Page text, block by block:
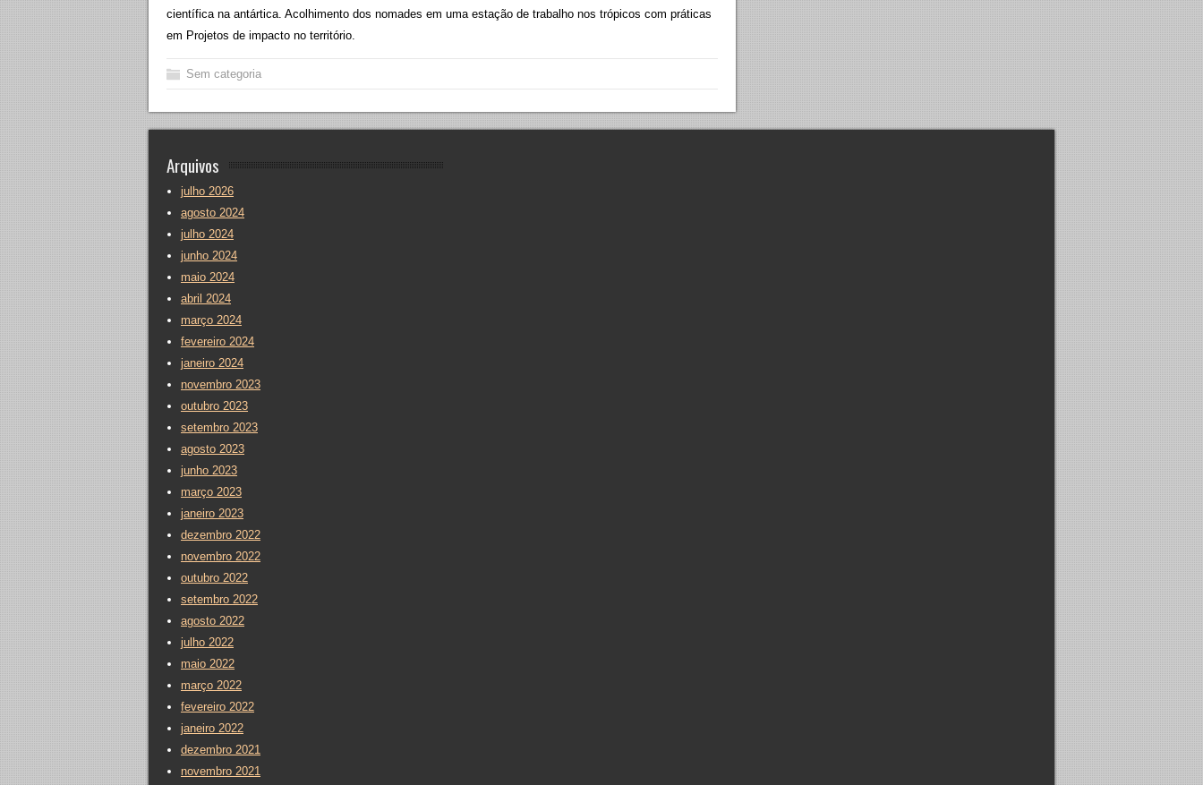
científica na antártica. Acolhimento dos nomades em uma estação de trabalho nos trópicos com práticas
em Projetos de impacto no território.
Sem categoria
Arquivos
julho 2026
agosto 2024
julho 2024
junho 2024
maio 2024
abril 2024
março 2024
fevereiro 2024
janeiro 2024
novembro 2023
outubro 2023
setembro 2023
agosto 2023
junho 2023
março 2023
janeiro 2023
dezembro 2022
novembro 2022
outubro 2022
setembro 2022
agosto 2022
julho 2022
maio 2022
março 2022
fevereiro 2022
janeiro 2022
dezembro 2021
novembro 2021